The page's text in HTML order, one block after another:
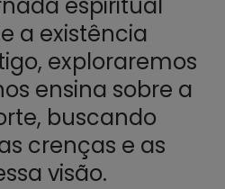
a existência
exploraremos
ensina sobre a
buscando
crenças e as
visão.